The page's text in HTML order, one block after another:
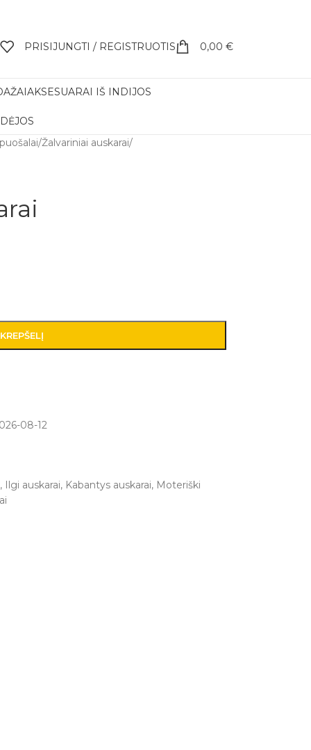
PRISIJUNGTI / REGISTRUOTIS 0,00 €
AKSESUARAI IŠ INDIJOS
/Žalvariniai auskarai/
08-12
, Ilgi auskarai, Kabantys auskarai, Moteriški